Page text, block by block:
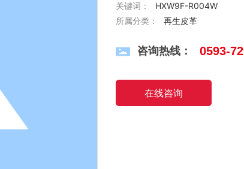
关键词：
HXW9F-R004W
所属分类：
再生皮革
咨询热线： 0593-
在线咨询